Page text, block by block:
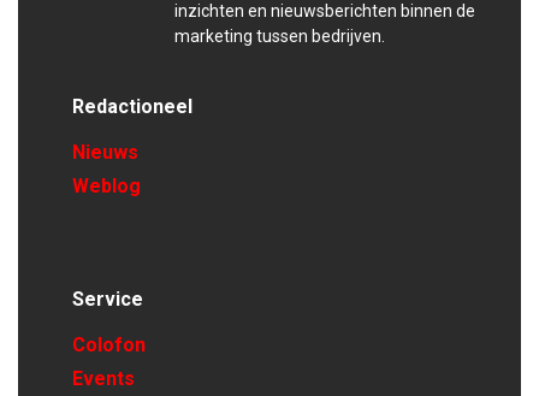
inzichten en nieuwsberichten binnen de
marketing tussen bedrijven.
Redactioneel
Nieuws
Weblog
Service
Colofon
Events